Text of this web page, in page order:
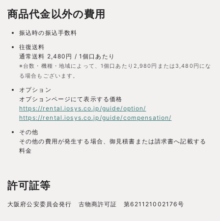
商品代金以外の費用
振込時の振込手数料
往復送料
通常送料 2,480円 / 1個口あたり
※台数・機種・地域によって、1個口あたり2,980円または3,480円にな
る場合もございます。
オプション
オプションページにて表示する価格
https://rental.iosys.co.jp/guide/option/
https://rental.iosys.co.jp/guide/compensation/
その他
その他の費用が発生する場合、御見積書または請求書へ記載する
料金
許可証等
大阪府公安委員会発行 古物商許可証 第621121002176号